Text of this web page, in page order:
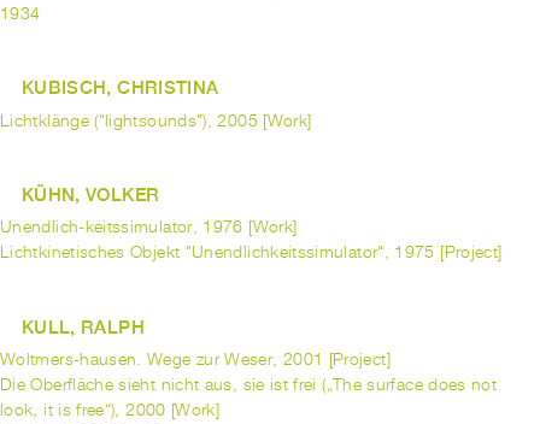
1934
KUBISCH, CHRISTINA
Lichtklänge ("lightsounds"), 2005 [Work]
KÜHN, VOLKER
Unendlich-keitssimulator, 1976 [Work]
Lichtkinetisches Objekt "Unendlichkeitssimulator", 1975 [Project]
KULL, RALPH
Woltmers-hausen. Wege zur Weser, 2001 [Project]
Die Oberfläche sieht nicht aus, sie ist frei („The surface does not
look, it is free“), 2000 [Work]